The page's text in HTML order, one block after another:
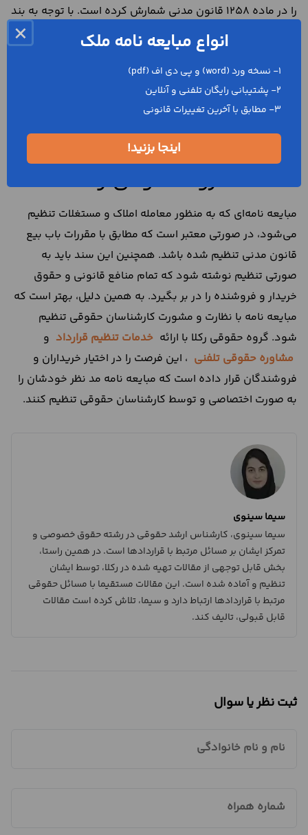
را در ماده 1258 قانون مدنی شمارش کرده است. با توجه به بند
2 این ماده، می‌توان گفت که اسناد کتبی نیز از ادله اثبات دعوا
مبایعه نامه هولوگرام دار
که توسط بنگاه‌های مشاور املاک و
دفاتر اسناد رسمی تنظیم و صادر شده نیز یک سند است.
اثبات ادعاهای خود می‌توانند به این سند استناد کنند.
خدمات گروه حقوقی رکلا
مبایعه نامه‌ای که به منظور معامله املاک و مستغلات تنظیم
می‌شود، در صورتی معتبر است که مطابق با مقررات باب بیع
قانون مدنی تنظیم شده باشد. همچنین این سند باید به
صورتی تنظیم نوشته شود که تمام منافع قانونی و حقوق
خریدار و فروشنده را در بر بگیرد. به همین دلیل، بهتر است که
مبایعه نامه با نظارت و مشورت کارشناسان حقوقی تنظیم
شود. گروه حقوقی رکلا با ارائه خدمات تنظیم قرارداد و
مشاوره حقوقی تلفنی ، این فرصت را در اختیار خریداران و
فروشندگان قرار داده است که مبایعه نامه مد نظر خودشان را
به صورت اختصاصی و توسط کارشناسان حقوقی تنظیم کنند.
سیما سینوی
سیما سینوی، کارشناس ارشد حقوقی در رشته حقوق خصوصی و
تمرکز ایشان بر مسائل مرتبط با قراردادها است. در همین راستا،
بخش قابل توجهی از مقالات تهیه شده در رکلا، توسط ایشان
تنظیم و آماده شده است. این مقالات مستقیما با مسائل حقوقی
مرتبط با قراردادها ارتباط دارد و سیما، تلاش کرده است مقالات
قابل قبولی، تالیف کند.
ثبت نظر یا سوال
نام و نام خانوادگی
شماره همراه
× انواع مبایعه نامه ملک
1- نسخه ورد (word) و پی دی اف (pdf)
2- پشتیبانی رایگان تلفنی و آنلاین
3- مطابق با آخرین تغییرات قانونی
اینجا بزنید!